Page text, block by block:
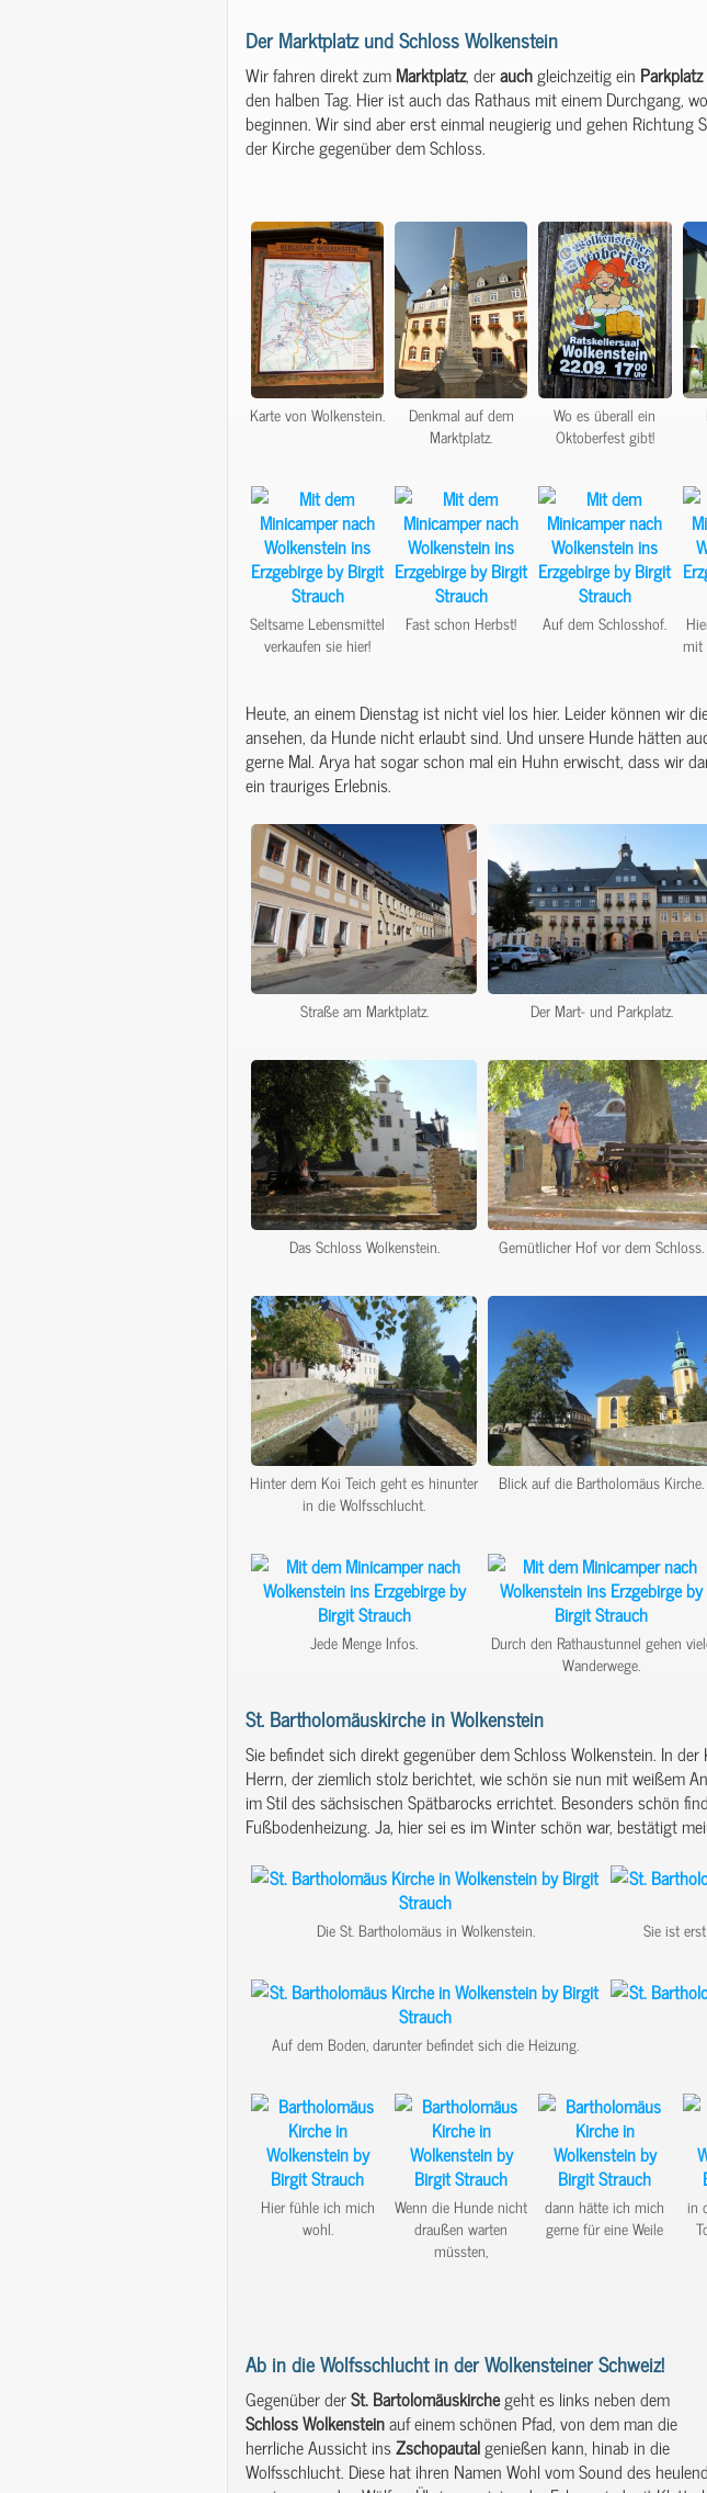
Der Marktplatz und Schloss Wolkenstein
Wir fahren direkt zumMarktplatz, derauchgleichzeitig ein Parkplatz
den halben Tag. Hier ist auch das Rathaus mit einem Durchgang,
beginnen. Wir sind aber erst einmal neugierig und gehen Richtung
der Kirche gegenüber dem Schloss.
Karte von Wolkenstein.
Denkmal auf dem
Marktplatz.
Wo es überall ein
Oktoberfest gibt!
Seltsame Lebensmittel
verkaufen sie hier!
Fast schon Herbst! Auf dem Schlosshof.
mit
Heute, an einem Dienstag ist nicht viel los hier. Leider können wir
ansehen, da Hunde nicht erlaubt sind. Und unsere Hunde hätten
gerne Mal. Arya hat sogar schon mal ein Huhn erwischt, dass wir
ein trauriges Erlebnis.
Straße am Marktplatz. Der Mart- und Parkplatz.
Das Schloss Wolkenstein. Gemütlicher Hof vor dem Schloss.
Hinter dem Koi Teich geht es hinunter
in die Wolfsschlucht.
Blick auf die Bartholomäus Kirche.
Jede Menge Infos.
Durch den Rathaustunnel gehen
Wanderwege.
St. Bartholomäuskirche in Wolkenstein
Sie befindet sich direkt gegenüber dem Schloss Wolkenstein. In
Herrn, der ziemlich stolz berichtet, wie schön sie nun mit weißem
im Stil des sächsischen Spätbarocks errichtet. Besonders schön
Fußbodenheizung. Ja, hier sei es im Winter schön war, bestätigt
Die St. Bartholomäus in Wolkenstein. Sie ist
Auf dem Boden, darunter befindet sich die Heizung.
Hier fühle ich mich
wohl.
Wenn die Hunde nicht
draußen warten
müssten,
dann hätte ich mich
gerne für eine Weile
in
Ab in die Wolfsschlucht in der Wolkensteiner Schweiz!
Gegenüber derSt.Bartolomäuskirchegeht es links neben dem
Schloss Wolkensteinauf einem schönen Pfad, von dem man die
herrliche Aussicht insZschopautalgenießen kann, hinab in die
Wolfsschlucht. Diese hat ihren Namen Wohl vom Sound des